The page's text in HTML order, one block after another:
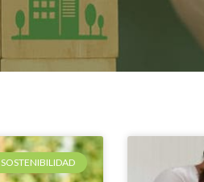
SOSTENIBILIDAD